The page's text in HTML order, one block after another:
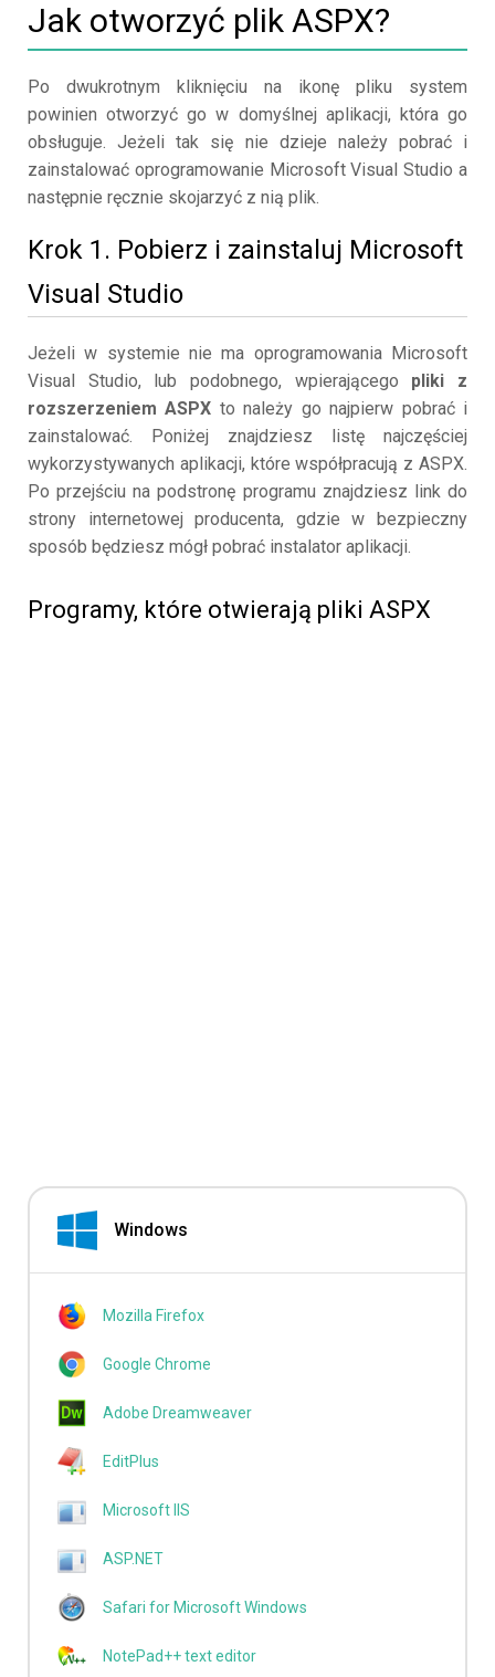
Jak otworzyć plik ASPX?
Po dwukrotnym kliknięciu na ikonę pliku system
powinien otworzyć go w domyślnej aplikacji, która go
obsługuje. Jeżeli tak się nie dzieje należy pobrać i
zainstalować oprogramowanie Microsoft Visual Studio a
następnie ręcznie skojarzyć z nią plik.
Krok 1. Pobierz i zainstaluj Microsoft
Visual Studio
Jeżeli w systemie nie ma oprogramowania Microsoft
Visual Studio, lub podobnego, wpierającego pliki z
rozszerzeniem ASPX to należy go najpierw pobrać i
zainstalować. Poniżej znajdziesz listę najczęściej
wykorzystywanych aplikacji, które współpracują z ASPX.
Po przejściu na podstronę programu znajdziesz link do
strony internetowej producenta, gdzie w bezpieczny
sposób będziesz mógł pobrać instalator aplikacji.
Programy, które otwierają pliki ASPX
Windows
Mozilla Firefox
Google Chrome
Adobe Dreamweaver
EditPlus
Microsoft IIS
ASP.NET
Safari for Microsoft Windows
NotePad++ text editor